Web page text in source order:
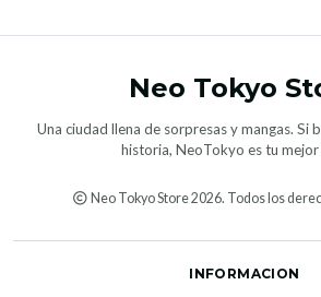
Neo Tokyo
Una ciudad llena de sorpresas y mangas. Si
historia, NeoTokyo es tu mejor
Neo Tokyo Store 2026. Todos los
INFORMACION